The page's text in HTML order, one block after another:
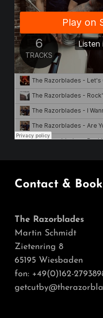
Contact &
The Razorblades
Martin Schmidt
Zietenring 8
65195 Wiesbaden
fon: +49(0)162-